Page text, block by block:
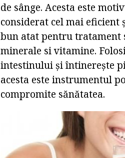
de sânge. Acesta este
considerat cel mai eficient
bun atat pentru tratament
minerale si vitamine.
intestinului și întinerește
acesta este instrumentul
compromite sănătatea.